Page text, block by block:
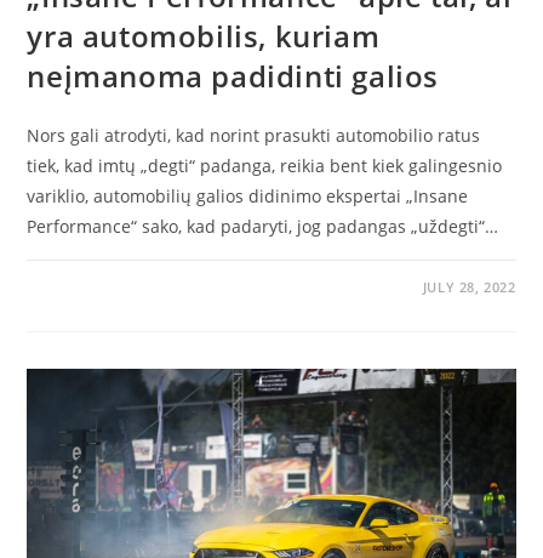
yra automobilis, kuriam
neįmanoma padidinti galios
Nors gali atrodyti, kad norint prasukti automobilio ratus
tiek, kad imtų „degti“ padanga, reikia bent kiek galingesnio
variklio, automobilių galios didinimo ekspertai „Insane
Performance“ sako, kad padaryti, jog padangas „uždegti“…
JULY 28, 2022